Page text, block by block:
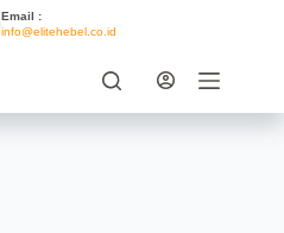
Email :
info@elitehebel.co.id